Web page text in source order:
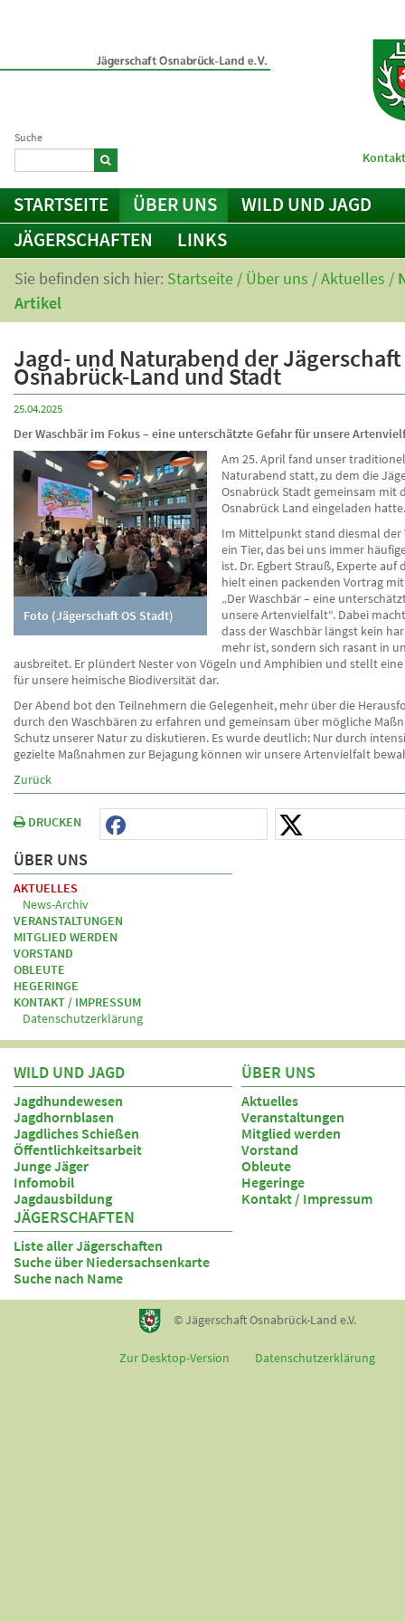
Suche
STARTSEITE ÜBER UNS
WILD UND JAGD
JÄGERSCHAFTEN
LINKS
Sie befinden sich hier: Startseite / Über uns /Aktuelles /
Artikel
Jagd- und Naturabend der Jägerschaft
Osnabrück-Land und Stadt
25.04.2025
Der Waschbär im Fokus – eine unterschätzte Gefahr für unsere
Foto (Jägerschaft OS Stadt)
Am 25. April fand unser
Naturabend statt, zu dem die
Osnabrück Stadt gemeinsam mit
Osnabrück Land eingeladen hatte.
Im Mittelpunkt stand diesmal der
ein Tier, das bei uns immer
ist. Dr. Egbert Strauß, Experte auf
hielt einen packenden Vortrag
„Der Waschbär – eine
unsere Artenvielfalt“. Dabei
dass der Waschbär längst kein
mehr ist, sondern sich rasant in
ausbreitet. Er plündert Nester von Vögeln und Amphibien und stellt
für unsere heimische Biodiversität dar.
Der Abend bot den Teilnehmern die Gelegenheit, mehr über die
durch den Waschbären zu erfahren und gemeinsam über mögliche
Schutz unserer Natur zu diskutieren. Es wurde deutlich: Nur durch
gezielte Maßnahmen zur Bejagung können wir unsere Artenvielfalt
Zurück
DRUCKEN
ÜBER UNS
AKTUELLES
News-Archiv
VERANSTALTUNGEN
MITGLIED WERDEN
VORSTAND
OBLEUTE
HEGERINGE
KONTAKT / IMPRESSUM
Datenschutzerklärung
WILD UND JAGD
Jagdhundewesen
Jagdhornblasen
Jagdliches Schießen
Öffentlichkeitsarbeit
Junge Jäger
Infomobil
Jagdausbildung
ÜBER UNS
Aktuelles
Veranstaltungen
Mitglied werden
Vorstand
Obleute
Hegeringe
Kontakt / Impressum
JÄGERSCHAFTEN
Liste aller Jägerschaften
Suche über Niedersachsenkarte
Suche nach Name
© Jägerschaft Osnabrück-Land e.V.
Zur Desktop-Version Datenschutzerklärung